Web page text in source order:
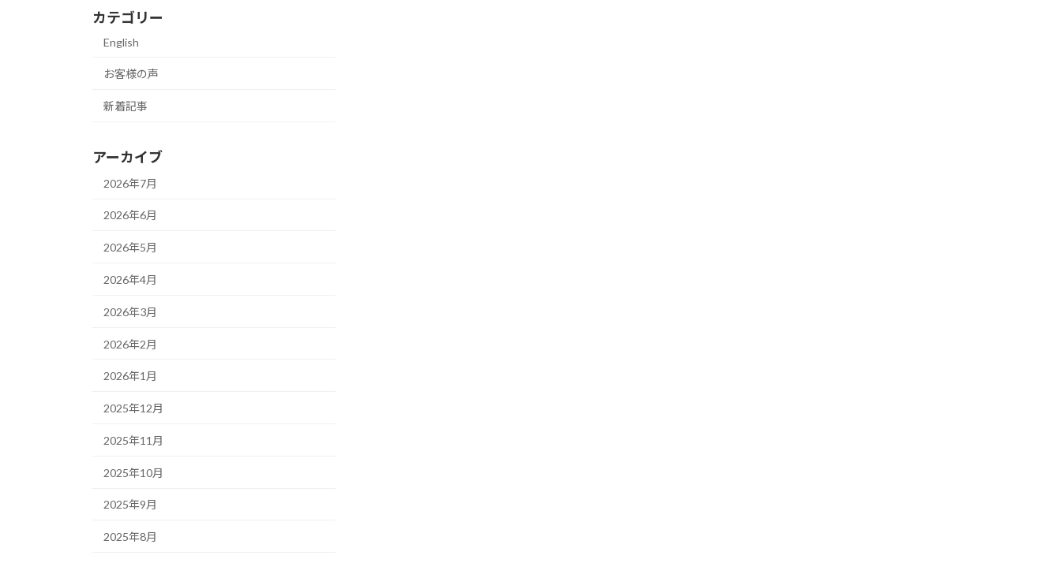
カテゴリー
English
お客様の声
新着記事
アーカイブ
2026年7月
2026年6月
2026年5月
2026年4月
2026年3月
2026年2月
2026年1月
2025年12月
2025年11月
2025年10月
2025年9月
2025年8月